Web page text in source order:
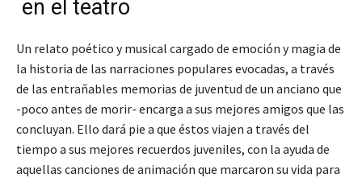
en el teatro
Un relato poético y musical cargado de emoción y magia de
la historia de las narraciones populares evocadas, a través
de las entrañables memorias de juventud de un anciano que
-poco antes de morir- encarga a sus mejores amigos que las
concluyan. Ello dará pie a que éstos viajen a través del
tiempo a sus mejores recuerdos juveniles, con la ayuda de
aquellas canciones de animación que marcaron su vida para